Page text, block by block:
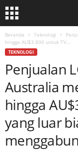
Beranda Teknologi
hingga AU$3.800 untuk TV...
TEKNOLOGI
Penjualan
Australia
hingga
yang luar